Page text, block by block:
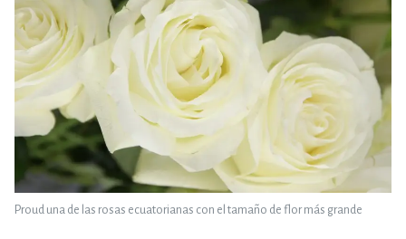
Proud una de las rosas ecuatorianas con el tamaño de flor más grande